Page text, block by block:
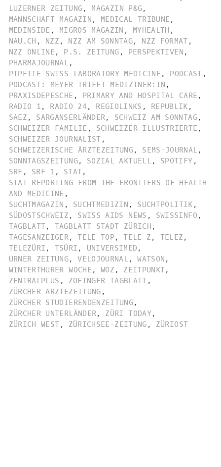
LUZERNER ZEITUNG, MAGAZIN P&G,
MANNSCHAFT MAGAZIN , MEDICAL TRIBUNE ,
MEDINSIDE , MIGROS MAGAZIN , MYHEALTH ,
NAU.CH , NZZ , NZZ AM SONNTAG, NZZ FORMAT ,
NZZ ONLINE , P.S. ZEITUNG , PERSPEKTIVEN ,
PHARMAJOURNAL ,
PIPETTE SWISS LABORATORY MEDICINE , PODCAST ,
PODCAST: MEYER TRIFFT MEDIZINER:IN ,
PRAXISDEPESCHE , PRIMARY AND HOSPITAL CARE ,
RADIO 1 , RADIO 24, REGIOLINKS , REPUBLIK ,
SAEZ , SARGANSERLÄNDER, SCHWEIZ AM SONNTAG,
SCHWEIZER FAMILIE , SCHWEIZER ILLUSTRIERTE ,
SCHWEIZER JOURNALIST ,
SCHWEIZERISCHE ÄRZTEZEITUNG, SEMS-JOURNAL ,
SONNTAGSZEITUNG, SOZIAL AKTUELL , SPOTIFY ,
SRF , SRF 1 , STAT,
STAT REPORTING FROM THE FRONTIERS OF HEALTH
AND MEDICINE ,
SUCHTMAGAZIN , SUCHTMEDIZIN , SUCHTPOLITIK ,
SÜDOSTSCHWEIZ , SWISS AIDS NEWS , SWISSINFO ,
TAGBLATT, TAGBLATT STADT ZÜRICH ,
TAGESANZEIGER, TELE TOP, TELE Z , TELEZ ,
TELEZÜRI , TSÜRI , UNIVERSIMED ,
URNER ZEITUNG, VELOJOURNAL , WATSON ,
WINTERTHURER WOCHE , WOZ , ZEITPUNKT,
ZENTRALPLUS , ZOFINGER TAGBLATT ,
ZÜRCHER ÄRZTEZEITUNG ,
ZÜRCHER STUDIERENDENZEITUNG,
ZÜRCHER UNTERLÄNDER, ZÜRI TODAY,
ZÜRICH WEST , ZÜRICHSEE-ZEITUNG , ZÜRIOST